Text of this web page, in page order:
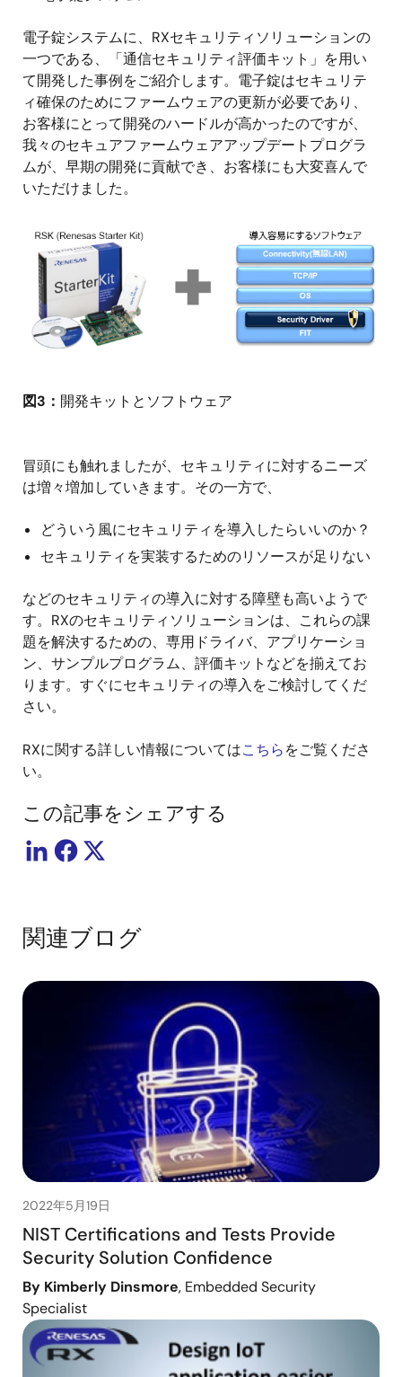
電子錠システムに、RXセキュリティソリューションの
一つである、「通信セキュリティ評価キット」を用い
て開発した事例をご紹介します。電子錠はセキュリテ
ィ確保のためにファームウェアの更新が必要であり、
お客様にとって開発のハードルが高かったのですが、
我々のセキュアファームウェアアップデートプログラ
ムが、早期の開発に貢献でき、お客様にも大変喜んで
いただけました。
画
図3： 開発キットとソフトウェア
冒頭にも触れましたが、セキュリティに対するニーズ
は増々増加していきます。その一方で、
どういう風にセキュリティを導入したらいいのか？
セキュリティを実装するためのリソースが足りない
などのセキュリティの導入に対する障壁も高いようで
す。RXのセキュリティソリューションは、これらの課
題を解決するための、専用ドライバ、アプリケーショ
ン、サンプルプログラム、評価キットなどを揃えてお
ります。すぐにセキュリティの導入をご検討してくだ
さい。
RXに関する詳しい情報についてはこちらをご覧くださ
い。
この記事をシェアする
関連ブログ
2022年5月19日
NIST Certifications and Tests Provide
Security Solution Confidence
By Kimberly Dinsmore, Embedded Security
Specialist